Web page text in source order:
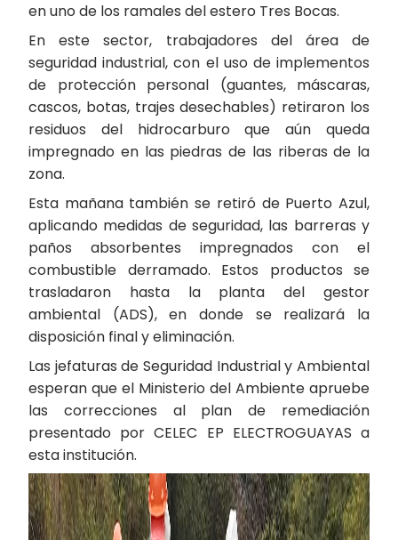
en uno de los ramales del estero Tres Bocas.
En este sector, trabajadores del área de
seguridad industrial, con el uso de implementos
de protección personal (guantes, máscaras,
cascos, botas, trajes desechables) retiraron los
residuos del hidrocarburo que aún queda
impregnado en las piedras de las riberas de la
zona.
Esta mañana también se retiró de Puerto Azul,
aplicando medidas de seguridad, las barreras y
paños absorbentes impregnados con el
combustible derramado. Estos productos se
trasladaron hasta la planta del gestor
ambiental (ADS), en donde se realizará la
disposición final y eliminación.
Las jefaturas de Seguridad Industrial y Ambiental
esperan que el Ministerio del Ambiente apruebe
las correcciones al plan de remediación
presentado por CELEC EP ELECTROGUAYAS a
esta institución.